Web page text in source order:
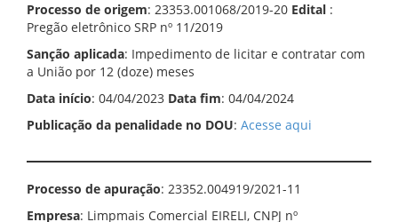
Processo de origem: 23353.001068/2019-20 Edital :
Pregão eletrônico SRP nº 11/2019
Sanção aplicada: Impedimento de licitar e contratar com
a União por 12 (doze) meses
Data início: 04/04/2023 Data fim: 04/04/2024
Publicação da penalidade no DOU: Acesse aqui
Processo de apuração: 23352.004919/2021-11
Empresa: Limpmais Comercial EIRELI, CNPJ nº